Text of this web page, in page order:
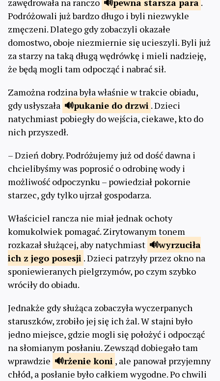
zawędrowała na ranczo
pewna starsza para .
Podróżowali już bardzo długo i byli niezwykle
zmęczeni. Dlatego gdy zobaczyli okazałe
domostwo, oboje niezmiernie się ucieszyli. Byli już
za starzy na taką długą wędrówkę i mieli nadzieję,
że będą mogli tam odpocząć i nabrać sił.
Zamożna rodzina była właśnie w trakcie obiadu,
gdy usłyszała
pukanie do drzwi . Dzieci
natychmiast pobiegły do wejścia, ciekawe, kto do
nich przyszedł.
– Dzień dobry. Podróżujemy już od dość dawna i
chcielibyśmy was poprosić o odrobinę wody i
możliwość odpoczynku – powiedział pokornie
starzec, gdy tylko ujrzał gospodarza.
Właściciel rancza nie miał jednak ochoty
komukolwiek pomagać. Zirytowanym tonem
rozkazał służącej, aby natychmiast
wyrzuciła
ich z jego posesji . Dzieci patrzyły przez okno na
sponiewieranych pielgrzymów, po czym szybko
wróciły do obiadu.
Jednakże gdy służąca zobaczyła wyczerpanych
staruszków, zrobiło jej się ich żal. W stajni było
jedno miejsce, gdzie mogli się położyć i odpocząć
na słomianym posłaniu. Zewsząd dobiegało tam
wprawdzie
rżenie koni , ale panował przyjemny
chłód, a posłanie było całkiem wygodne. Po chwili